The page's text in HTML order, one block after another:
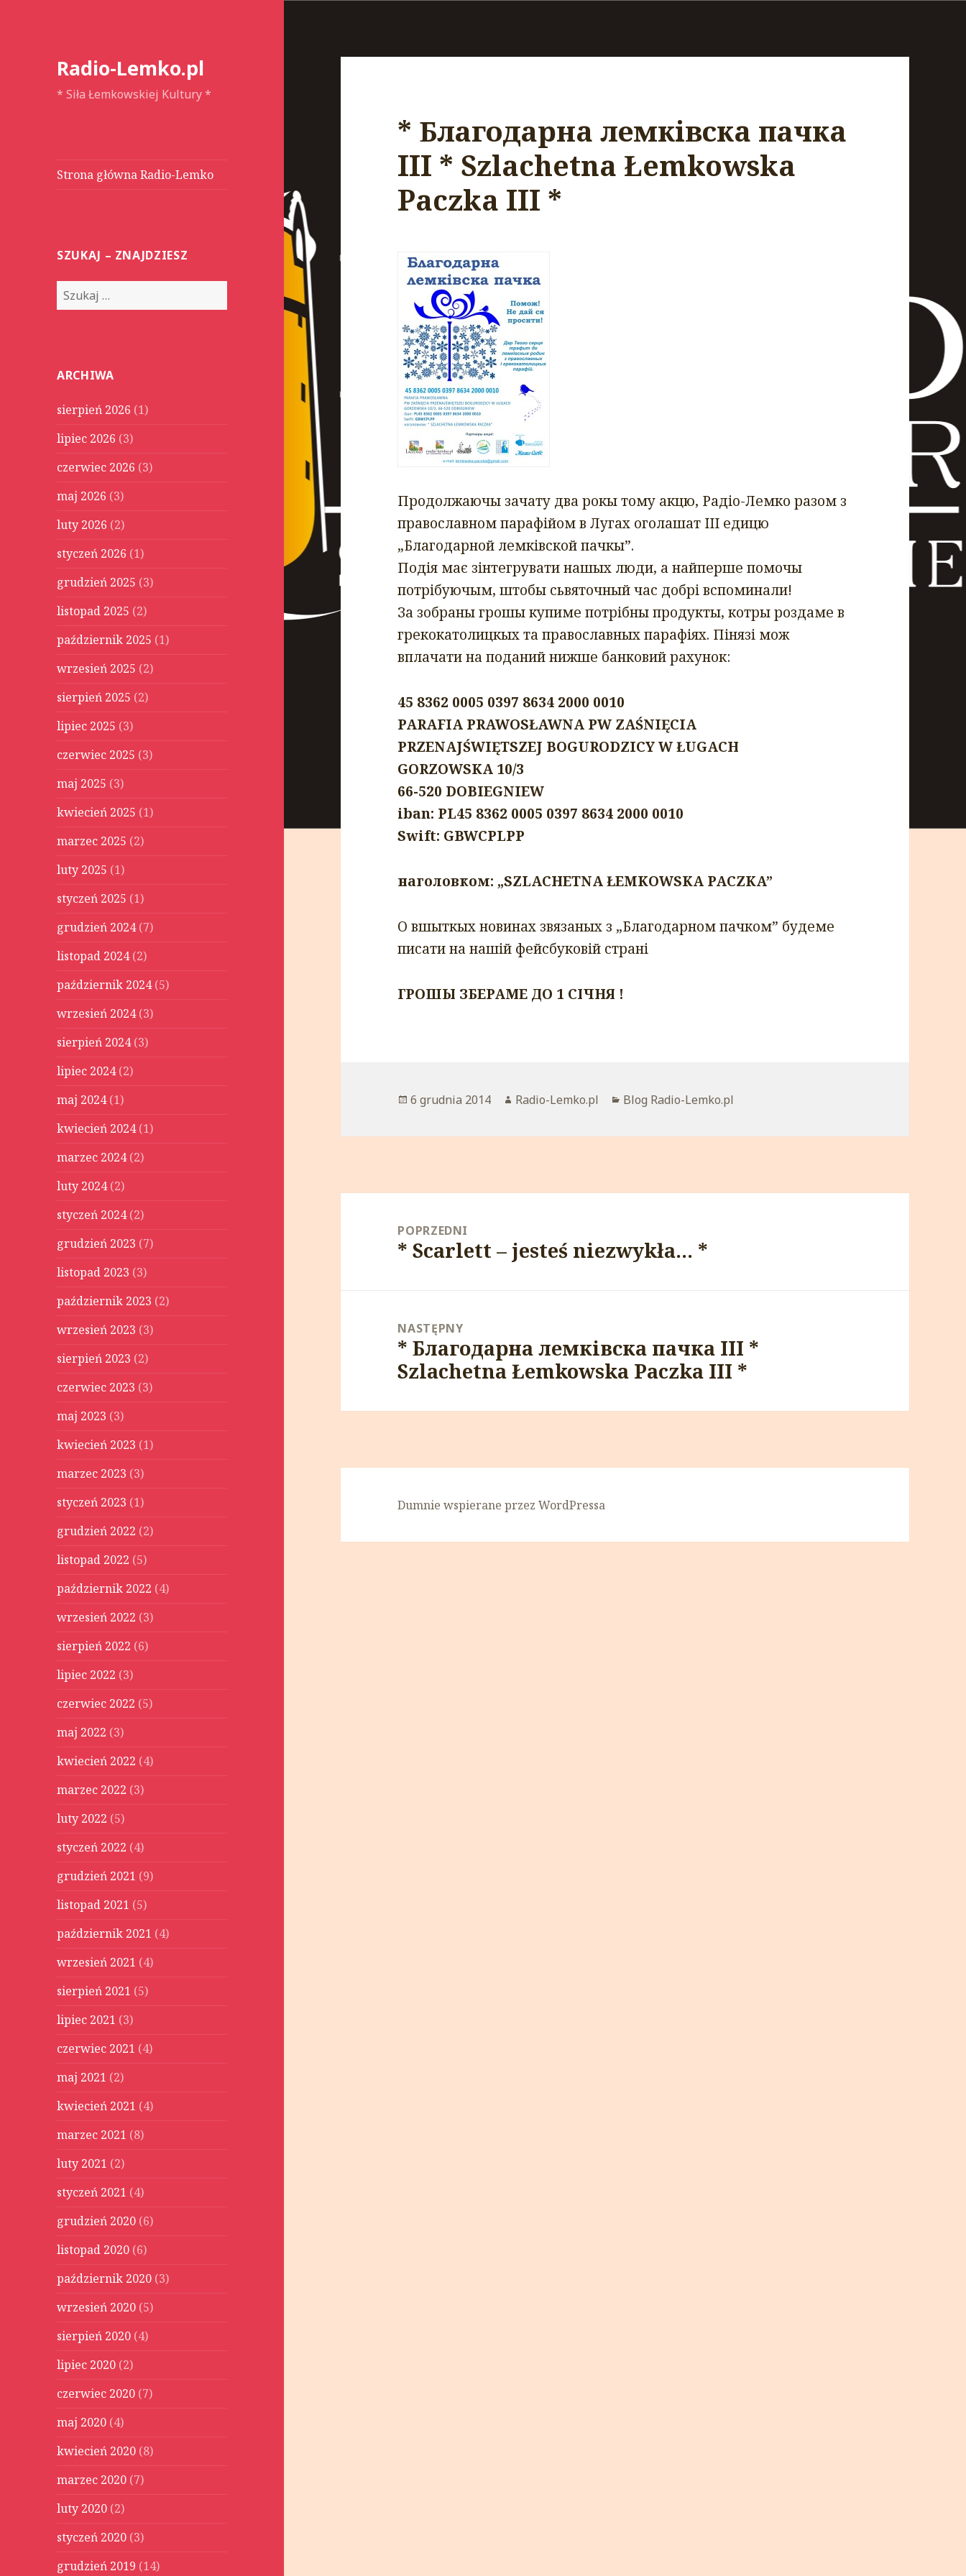
Radio-Lemko.pl
* Siła Łemkowskiej Kultury *
Strona główna Radio-Lemko
SZUKAJ – ZNAJDZIESZ
S
z
j
ARCHIWA
sierpień 2026 (1)
lipiec 2026 (3)
czerwiec 2026 (3)
maj 2026 (3)
luty 2026 (2)
styczeń 2026 (1)
grudzień 2025 (3)
listopad 2025 (2)
październik 2025 (1)
wrzesień 2025 (2)
sierpień 2025 (2)
lipiec 2025 (3)
czerwiec 2025 (3)
maj 2025 (3)
kwiecień 2025 (1)
marzec 2025 (2)
luty 2025 (1)
styczeń 2025 (1)
grudzień 2024(7)
listopad 2024(2)
październik 2024(5)
wrzesień 2024(3)
sierpień 2024(3)
lipiec 2024(2)
maj 2024(1)
kwiecień 2024(1)
marzec 2024(2)
luty 2024(2)
styczeń 2024(2)
grudzień 2023 (7)
listopad 2023 (3)
październik 2023 (2)
wrzesień 2023 (3)
sierpień 2023 (2)
czerwiec 2023 (3)
maj 2023 (3)
kwiecień 2023 (1)
marzec 2023 (3)
styczeń 2023 (1)
grudzień 2022 (2)
listopad 2022 (5)
październik 2022 (4)
wrzesień 2022 (3)
sierpień 2022 (6)
lipiec 2022 (3)
czerwiec 2022 (5)
maj 2022 (3)
kwiecień 2022 (4)
marzec 2022 (3)
luty 2022 (5)
styczeń 2022 (4)
grudzień 2021 (9)
listopad 2021 (5)
październik 2021 (4)
wrzesień 2021 (4)
sierpień 2021 (5)
lipiec 2021 (3)
czerwiec 2021 (4)
maj 2021 (2)
kwiecień 2021 (4)
marzec 2021 (8)
luty 2021 (2)
styczeń 2021 (4)
grudzień 2020 (6)
listopad 2020 (6)
październik 2020 (3)
wrzesień 2020 (5)
sierpień 2020 (4)
lipiec 2020 (2)
czerwiec 2020 (7)
maj 2020 (4)
kwiecień 2020 (8)
marzec 2020 (7)
luty 2020 (2)
styczeń 2020 (3)
grudzień 2019 (14)
* Благодарнa лемкiвскa пачкa
III * Szlachetna Łemkowska
Paczka III *
Продолжаючы зачату два рокы тому акцю, Радio-Лемко разом з
православном парaфiйом в Лугах оголашат III едицю
„Благодарной лемкiвской пачкы”.
Подiя має зiнтегрувати нашых люди, а найперше помочы
потрiбуючым, штобы сьвяточный час добрi вспоминали!
За зобраны грошы купиме потрiбны продукты, котры роздаме в
грекокатолицкых та православных парафiях. Пiнязi мож
вплачати на поданий нижше банковий рахунок:
45 8362 0005 0397 8634 2000 0010
PARAFIA PRAWOSŁAWNA PW ZAŚNIĘCIA
PRZENAJŚWIĘTSZEJ BOGURODZICY W ŁUGACH
GORZOWSKA 10/3
66-520 DOBIEGNIEW
iban: PL45 8362 0005 0397 8634 2000 0010
Swift: GBWCPLPP
наголовком: „SZLACHETNA ŁEMKOWSKA PACZKA”
О вшыткых новинах звязаных з „Благодарном пачком” будеме
писати на нашiй фейсбуковiй странi
ГРОШЫ ЗБЕРАМЕ ДО 1 СІЧНЯ !
Opublikowano
6 grudnia 2014 Autor
Radio-Lemko.pl Kategorie
Blog Radio-Lemko.pl
POPRZEDNI
Poprzedni
* Scarlett – jesteś niezwykła… *
NASTĘPNY
Następny
wpis:
* Благодарнa лемкiвскa пачкa III *
Szlachetna Łemkowska Paczka III *
Dumnie wspierane przez WordPressa